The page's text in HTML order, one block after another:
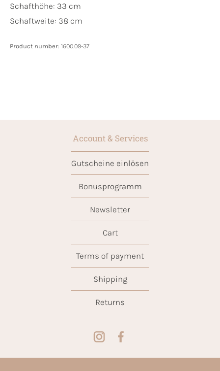
Schafthöhe: 33 cm
Schaftweite: 38 cm
Product number: 1600.09-37
Account & Services
Gutscheine einlösen
Bonusprogramm
Newsletter
Cart
Terms of payment
Shipping
Returns